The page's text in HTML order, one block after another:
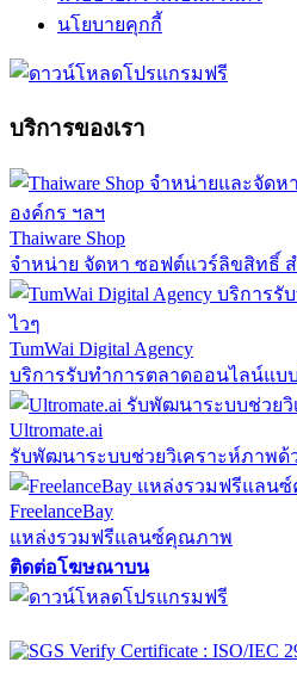
นโยบายคุกกี้
บริการของเรา
Thaiware Shop
จำหน่าย จัดหา ซอฟต์แวร์ลิขสิทธิ์
TumWai Digital Agency
บริการรับทำการตลาดออนไลน์แบ
Ultromate.ai
รับพัฒนาระบบช่วยวิเคราะห์ภาพด้
FreelanceBay
แหล่งรวมฟรีแลนซ์คุณภาพ
ติดต่อโฆษณาบน